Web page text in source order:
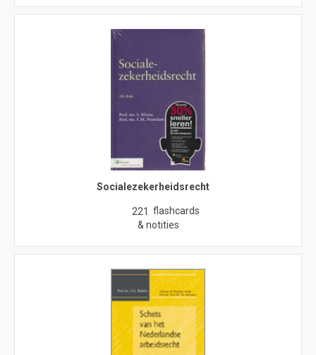
Socialezekerheidsrecht
221 flashcards
& notities